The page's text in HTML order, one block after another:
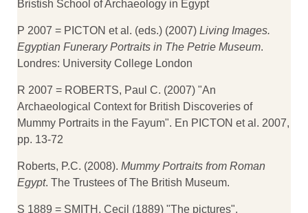
Bristish School of Archaeology in Egypt
P 2007 = PICTON et al. (eds.) (2007) Living Images.
Egyptian Funerary Portraits in The Petrie Museum.
Londres: University College London
R 2007 = ROBERTS, Paul C. (2007) "An
Archaeological Context for British Discoveries of
Mummy Portraits in the Fayum". En PICTON et al. 2007,
pp. 13-72
Roberts, P.C. (2008). Mummy Portraits from Roman
Egypt. The Trustees of The British Museum.
S 1889 = SMITH, Cecil (1889) "The pictures".